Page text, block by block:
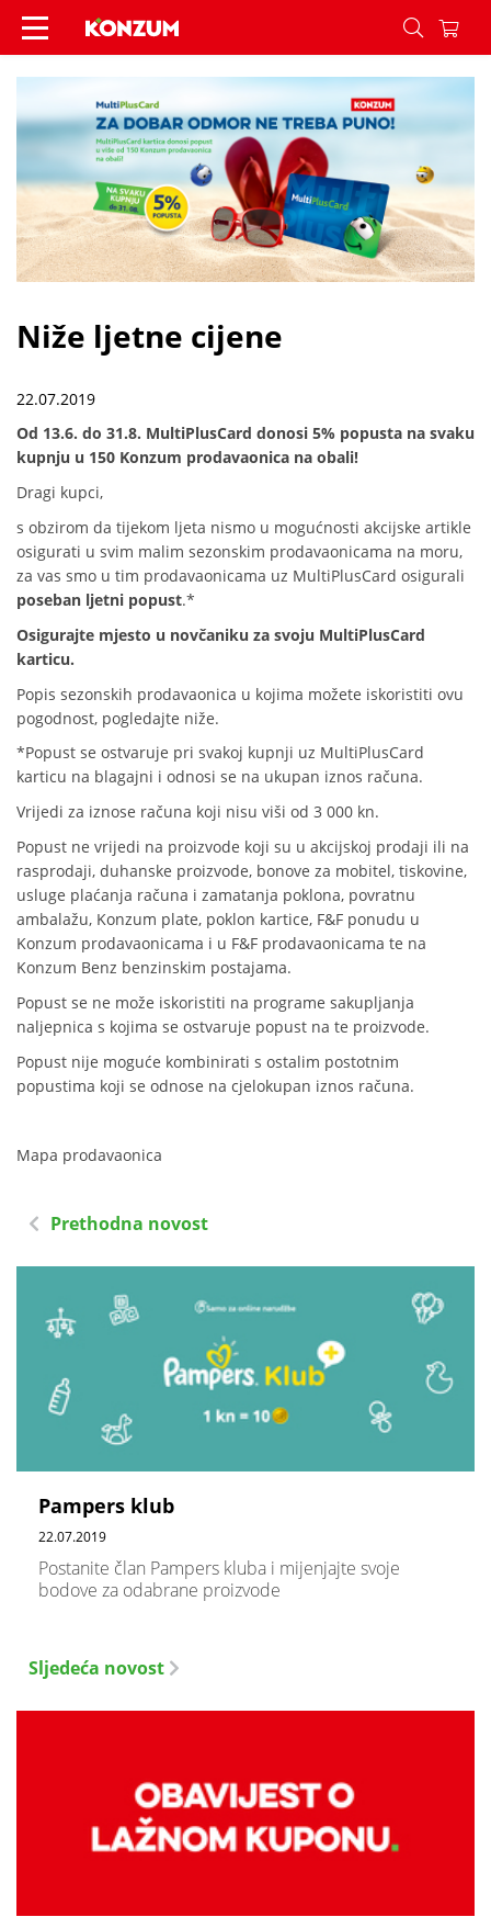
Niže ljetne cijene - Vijesti - Konzum
Niže ljetne cijene
22.07.2019
Od 13.6. do 31.8. MultiPlusCard donosi 5% popusta na svaku
kupnju u 150 Konzum prodavaonica na obali!
Dragi kupci,
s obzirom da tijekom ljeta nismo u mogućnosti akcijske artikle
osigurati u svim malim sezonskim prodavaonicama na moru,
za vas smo u tim prodavaonicama uz MultiPlusCard osigurali
poseban ljetni popust.*
Osigurajte mjesto u novčaniku za svoju MultiPlusCard
karticu.
Popis sezonskih prodavaonica u kojima možete iskoristiti ovu
pogodnost, pogledajte niže.
*Popust se ostvaruje pri svakoj kupnji uz MultiPlusCard
karticu na blagajni i odnosi se na ukupan iznos računa.
Vrijedi za iznose računa koji nisu viši od 3 000 kn.
Popust ne vrijedi na proizvode koji su u akcijskoj prodaji ili na
rasprodaji, duhanske proizvode, bonove za mobitel, tiskovine,
usluge plaćanja računa i zamatanja poklona, povratnu
ambalažu, Konzum plate, poklon kartice, F&F ponudu u
Konzum prodavaonicama i u F&F prodavaonicama te na
Konzum Benz benzinskim postajama.
Popust se ne može iskoristiti na programe sakupljanja
naljepnica s kojima se ostvaruje popust na te proizvode.
Popust nije moguće kombinirati s ostalim postotnim
popustima koji se odnose na cjelokupan iznos računa.
Mapa prodavaonica
Prethodna novost
Pampers klub
22.07.2019
Postanite član Pampers kluba i mijenjajte svoje
bodove za odabrane proizvode
Sljedeća novost